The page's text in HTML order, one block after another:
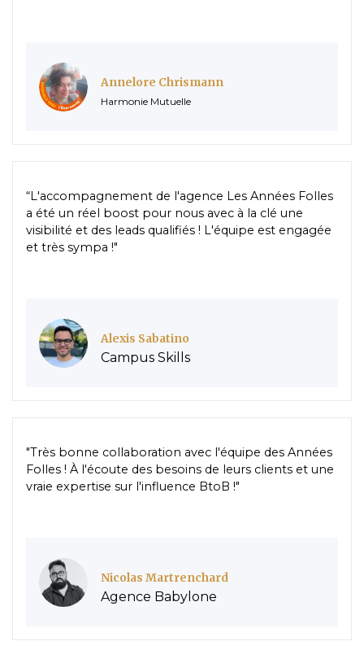
Annelore Chrismann
Harmonie Mutuelle
“L'accompagnement de l'agence Les Années Folles
a été un réel boost pour nous avec à la clé une
visibilité et des leads qualifiés ! L'équipe est engagée
et très sympa !"
Alexis Sabatino
Campus Skills
"Très bonne collaboration avec l'équipe des Années
Folles ! À l'écoute des besoins de leurs clients et une
vraie expertise sur l'influence BtoB !"
Nicolas Martrenchard
Agence Babylone